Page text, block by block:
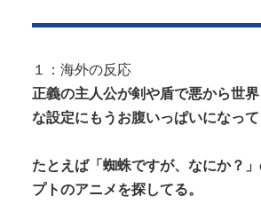
られたら全力で拒否るｗｗｗｗｗｗ...
【エ□漫画】 エ●チでだらしなく
とこのお姉ちゃんにチン○ン搾り...
１：海外の反応
正義の主人公が剣や盾で悪から世
な設定にもうお腹いっぱいになって
たとえば「蜘蛛ですが、なにか？
プトのアニメを探してる。